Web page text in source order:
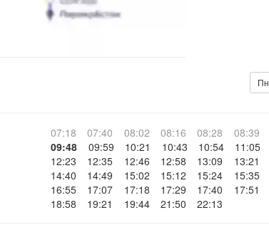
Пн
07:18 07:40 08:02 08:16 08:28 08:39
09:48
09:59 10:21 10:43 10:54 11:05
12:23
12:35 12:46 12:58 13:09 13:21
14:40
14:49 15:02 15:12 15:24 15:35
16:55
17:07 17:18 17:29 17:40 17:51
18:58
19:21 19:44 21:50 22:13